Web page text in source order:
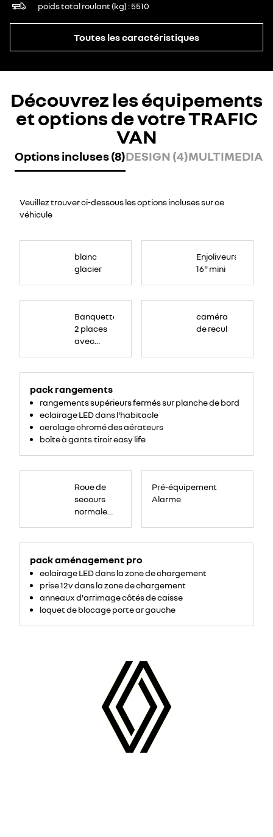
poids total roulant (kg) 5510
Toutes les caractéristiques
Découvrez les équipements
et options de votre TRAFIC
VAN
Options incluses (8)DESIGN (4)MULTIMEDIA
Veuillez trouver ci-dessous les options incluses sur ce
véhicule
blanc
glacier
Enjoliveurs
16" mini
rangement
ordinateur
écritoire,
rangement
litres
sous
assise.
Banquette
2 places
avec
tablette
écritoire
et assise
relevable
pack rangements
rangements supérieurs fermés sur planche de bord
eclairage LED dans l'habitacle
cerclage chromé des aérateurs
boîte à gants tiroir easy life
caméra
de recul
Roue de
secours
normale
Pré-équipement
Alarme
pack aménagement pro
eclairage LED dans la zone de chargement
prise 12v dans la zone de chargement
anneaux d'arrimage côtés de caisse
loquet de blocage porte ar gauche